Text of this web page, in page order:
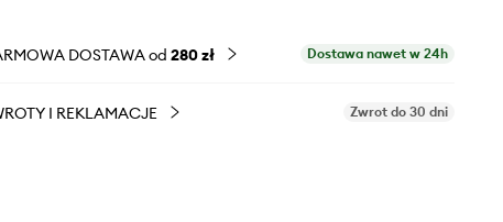
DOSTAWA od 280 zł Dostawa nawet w 24h
I REKLAMACJE Zwrot do 30 dni